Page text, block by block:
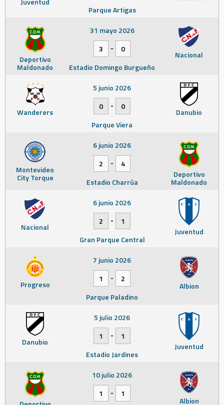
Parque Artigas
Deportivo
Maldonado
Nacional
31 mayo 2026
3
-
0
Estadio Domingo Burgueño
Wanderers Danubio
5 junio 2026
0
-
0
Parque Viera
Montevideo
City Torque Deportivo
Maldonado
6 junio 2026
2
-
4
Estadio Charrúa
Nacional Juventud
6 junio 2026
2
-
1
Gran Parque Central
Progreso Albion
7 junio 2026
1
-
2
Parque Paladino
Danubio Juventud
5 julio 2026
1
-
1
Estadio Jardines
Albion
10 julio 2026
1
-
1